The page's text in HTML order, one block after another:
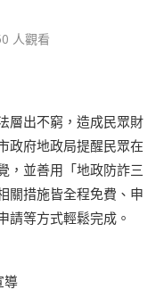
人觀看
層出不窮，造成民眾財
政府地政局提醒民眾在
，並善用「地政防詐三
關措施皆全程免費、申
請等方式輕鬆完成。
導